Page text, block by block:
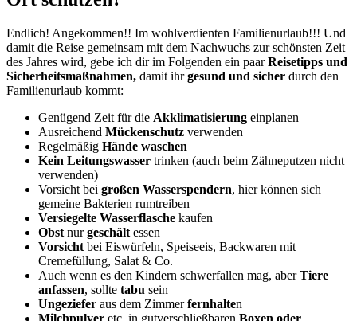
Endlich! Angekommen!! Im wohlverdienten Familienurlaub!!! Und
damit die Reise gemeinsam mit dem Nachwuchs zur schönsten Zeit
des Jahres wird, gebe ich dir im Folgenden ein paarReisetipps und
Sicherheitsmaßnahmen, damit ihrgesund und sicher durch den
Familienurlaub kommt:
Genügend Zeit für die Akklimatisierung einplanen
Ausreichend Mückenschutz verwenden
Regelmäßig Hände waschen
Kein Leitungswasser trinken (auch beim Zähneputzen nicht
verwenden)
Vorsicht bei großen Wasserspendern, hier können sich
gemeine Bakterien rumtreiben
Versiegelte Wasserflasche kaufen
Obst nurgeschält essen
Vorsicht bei Eiswürfeln, Speiseeis, Backwaren mit
Cremefüllung, Salat & Co.
Auch wenn es den Kindern schwerfallen mag, aberTiere
anfassen, sollte tabu sein
Ungeziefer aus dem Zimmerfernhalten
Milchpulver etc. in gutverschließbaren Boxen oder